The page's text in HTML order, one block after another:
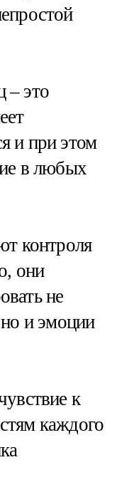
– это
и при этом
в любых
контроля
они
не
и эмоции
к
каждого